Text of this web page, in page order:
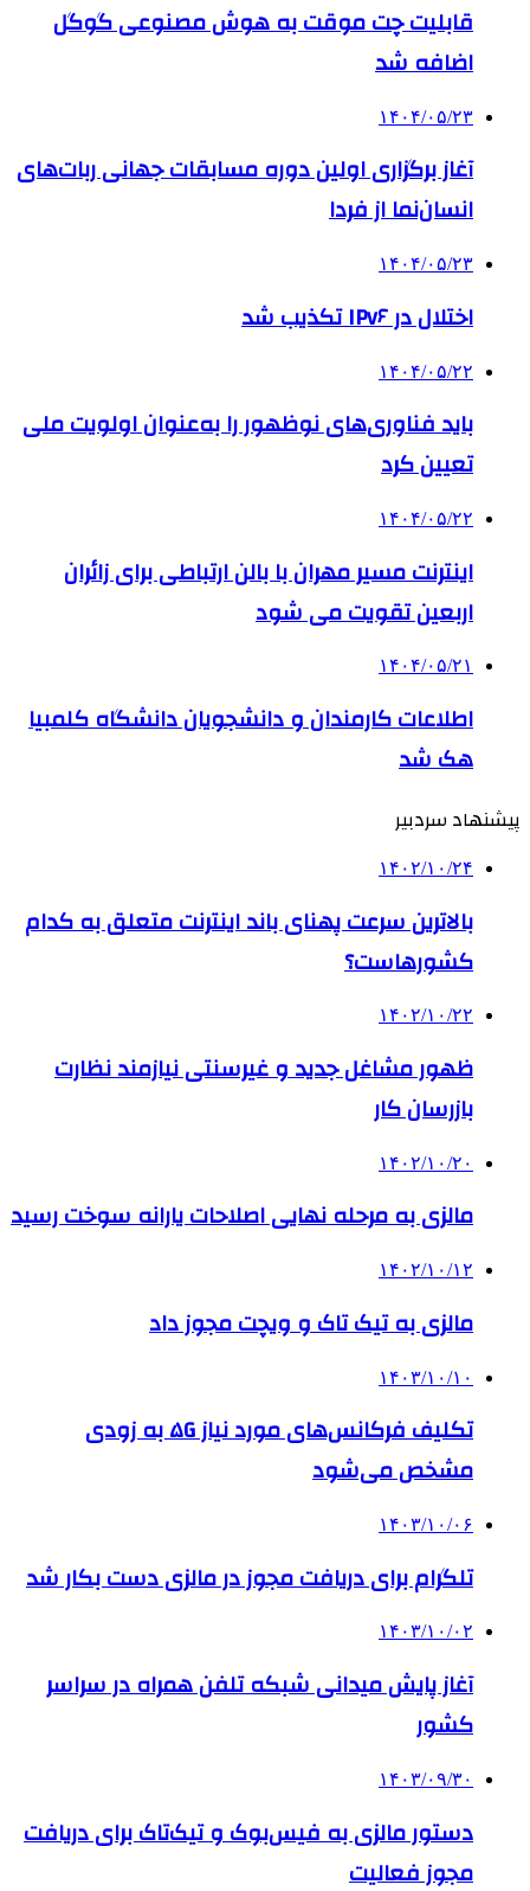
قابلیت چت موقت به هوش مصنوعی گوگل
اضافه شد
۱۴۰۴/۰۵/۲۳
آغاز برگزاری اولین دوره مسابقات جهانی ربات‌های
انسان‌نما از فردا
۱۴۰۴/۰۵/۲۳
اختلال در IPv۶ تکذیب شد
۱۴۰۴/۰۵/۲۲
باید فناوری‌های نوظهور را به‌عنوان اولویت ملی
تعیین کرد
۱۴۰۴/۰۵/۲۲
اینترنت مسیر مهران با بالن ارتباطی برای زائران
اربعین تقویت می شود
۱۴۰۴/۰۵/۲۱
اطلاعات کارمندان و دانشجویان دانشگاه کلمبیا
هک شد
پیشنهاد سردبیر
۱۴۰۲/۱۰/۲۴
بالاترین سرعت پهنای باند اینترنت متعلق به کدام
کشورهاست؟
۱۴۰۲/۱۰/۲۲
ظهور مشاغل جدید و غیرسنتی نیازمند نظارت
بازرسان کار
۱۴۰۲/۱۰/۲۰
مالزی به مرحله نهایی اصلاحات یارانه سوخت رسید
۱۴۰۲/۱۰/۱۲
مالزی به تیک تاک و ویچت مجوز داد
۱۴۰۳/۱۰/۱۰
تکلیف فرکانس‌های مورد نیاز ۵G به زودی
مشخص می‌شود
۱۴۰۳/۱۰/۰۶
تلگرام برای دریافت مجوز در مالزی دست بکار شد
۱۴۰۳/۱۰/۰۲
آغاز پایش میدانی شبکه تلفن همراه در سراسر
کشور
۱۴۰۳/۰۹/۳۰
دستور مالزی به فیس‌بوک و تیک‌تاک برای دریافت
مجوز فعالیت